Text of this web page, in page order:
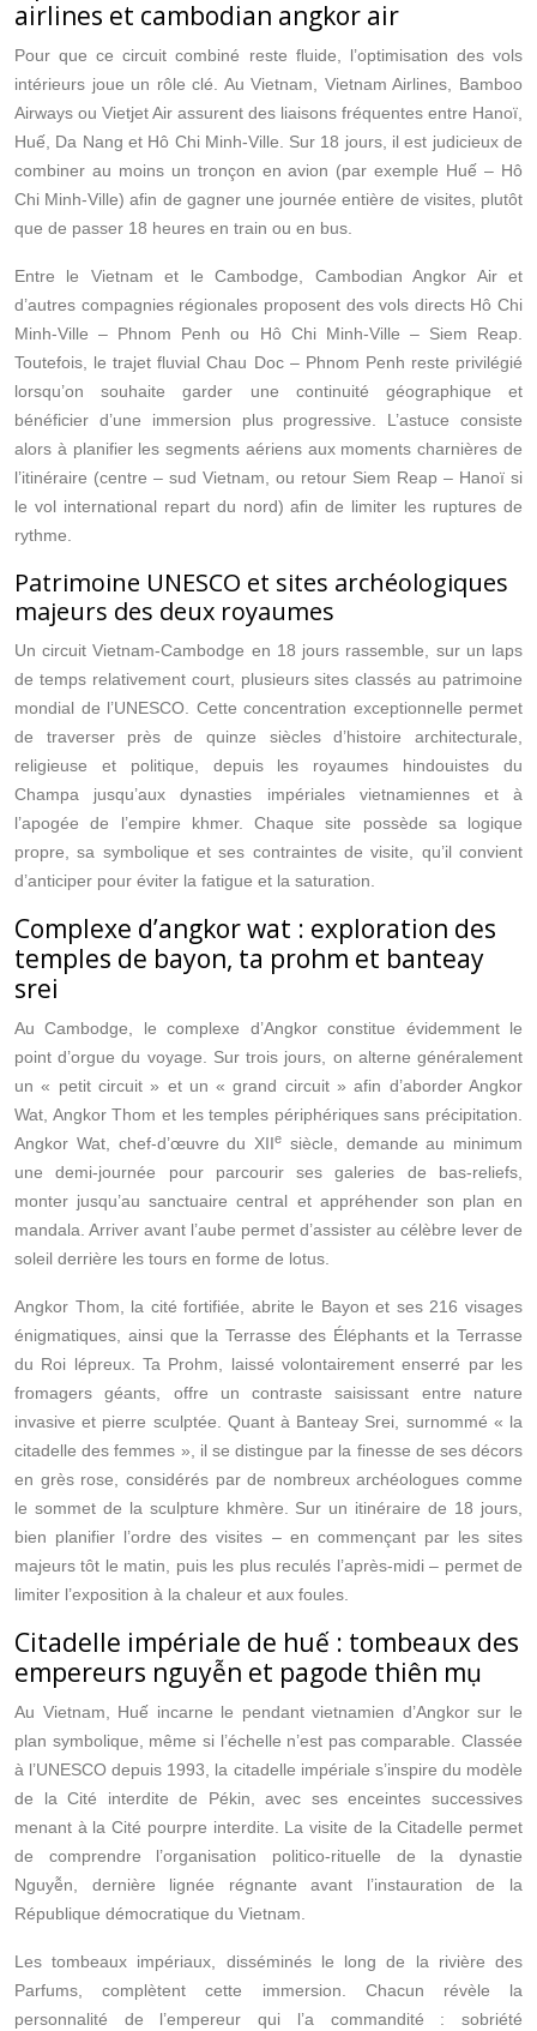
airlines et cambodian angkor air
Pour que ce circuit combiné reste fluide, l’optimisation des vols
intérieurs joue un rôle clé. Au Vietnam, Vietnam Airlines, Bamboo
Airways ou Vietjet Air assurent des liaisons fréquentes entre Hanoï,
Huế, Da Nang et Hô Chi Minh-Ville. Sur 18 jours, il est judicieux de
combiner au moins un tronçon en avion (par exemple Huế – Hô
Chi Minh-Ville) afin de gagner une journée entière de visites, plutôt
que de passer 18 heures en train ou en bus.
Entre le Vietnam et le Cambodge, Cambodian Angkor Air et
d’autres compagnies régionales proposent des vols directs Hô Chi
Minh-Ville – Phnom Penh ou Hô Chi Minh-Ville – Siem Reap.
Toutefois, le trajet fluvial Chau Doc – Phnom Penh reste privilégié
lorsqu’on souhaite garder une continuité géographique et
bénéficier d’une immersion plus progressive. L’astuce consiste
alors à planifier les segments aériens aux moments charnières de
l’itinéraire (centre – sud Vietnam, ou retour Siem Reap – Hanoï si
le vol international repart du nord) afin de limiter les ruptures de
rythme.
Patrimoine UNESCO et sites archéologiques
majeurs des deux royaumes
Un circuit Vietnam-Cambodge en 18 jours rassemble, sur un laps
de temps relativement court, plusieurs sites classés au patrimoine
mondial de l’UNESCO. Cette concentration exceptionnelle permet
de traverser près de quinze siècles d’histoire architecturale,
religieuse et politique, depuis les royaumes hindouistes du
Champa jusqu’aux dynasties impériales vietnamiennes et à
l’apogée de l’empire khmer. Chaque site possède sa logique
propre, sa symbolique et ses contraintes de visite, qu’il convient
d’anticiper pour éviter la fatigue et la saturation.
Complexe d’angkor wat : exploration des
temples de bayon, ta prohm et banteay
srei
Au Cambodge, le complexe d’Angkor constitue évidemment le
point d’orgue du voyage. Sur trois jours, on alterne généralement
un « petit circuit » et un « grand circuit » afin d’aborder Angkor
Wat, Angkor Thom et les temples périphériques sans précipitation.
Angkor Wat, chef-d’œuvre du XIIe siècle, demande au minimum
une demi-journée pour parcourir ses galeries de bas-reliefs,
monter jusqu’au sanctuaire central et appréhender son plan en
mandala. Arriver avant l’aube permet d’assister au célèbre lever de
soleil derrière les tours en forme de lotus.
Angkor Thom, la cité fortifiée, abrite le Bayon et ses 216 visages
énigmatiques, ainsi que la Terrasse des Éléphants et la Terrasse
du Roi lépreux. Ta Prohm, laissé volontairement enserré par les
fromagers géants, offre un contraste saisissant entre nature
invasive et pierre sculptée. Quant à Banteay Srei, surnommé « la
citadelle des femmes », il se distingue par la finesse de ses décors
en grès rose, considérés par de nombreux archéologues comme
le sommet de la sculpture khmère. Sur un itinéraire de 18 jours,
bien planifier l’ordre des visites – en commençant par les sites
majeurs tôt le matin, puis les plus reculés l’après-midi – permet de
limiter l’exposition à la chaleur et aux foules.
Citadelle impériale de huế : tombeaux des
empereurs nguyễn et pagode thiên mụ
Au Vietnam, Huế incarne le pendant vietnamien d’Angkor sur le
plan symbolique, même si l’échelle n’est pas comparable. Classée
à l’UNESCO depuis 1993, la citadelle impériale s’inspire du modèle
de la Cité interdite de Pékin, avec ses enceintes successives
menant à la Cité pourpre interdite. La visite de la Citadelle permet
de comprendre l’organisation politico-rituelle de la dynastie
Nguyễn, dernière lignée régnante avant l’instauration de la
République démocratique du Vietnam.
Les tombeaux impériaux, disséminés le long de la rivière des
Parfums, complètent cette immersion. Chacun révèle la
personnalité de l’empereur qui l’a commandité : sobriété